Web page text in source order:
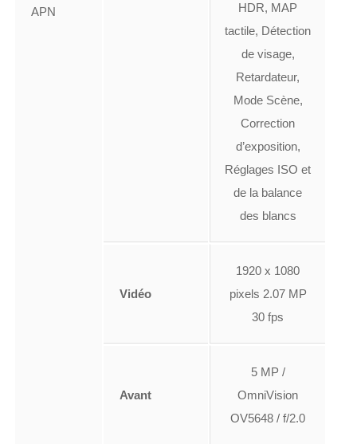
APN
HDR, MAP
tactile, Détection
de visage,
Retardateur,
Mode Scène,
Correction
d’exposition,
Réglages ISO et
de la balance
des blancs
Vidéo
1920 x 1080
pixels 2.07 MP
30 fps
Avant
5 MP /
OmniVision
OV5648 / f/2.0